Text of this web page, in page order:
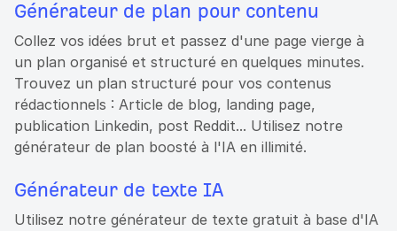
Générateur de plan pour contenu
Collez vos idées brut et passez d'une page vierge à
un plan organisé et structuré en quelques minutes.
Trouvez un plan structuré pour vos contenus
rédactionnels : Article de blog, landing page,
publication Linkedin, post Reddit... Utilisez notre
générateur de plan boosté à l'IA en illimité.
Générateur de texte IA
Utilisez notre générateur de texte gratuit à base d'IA